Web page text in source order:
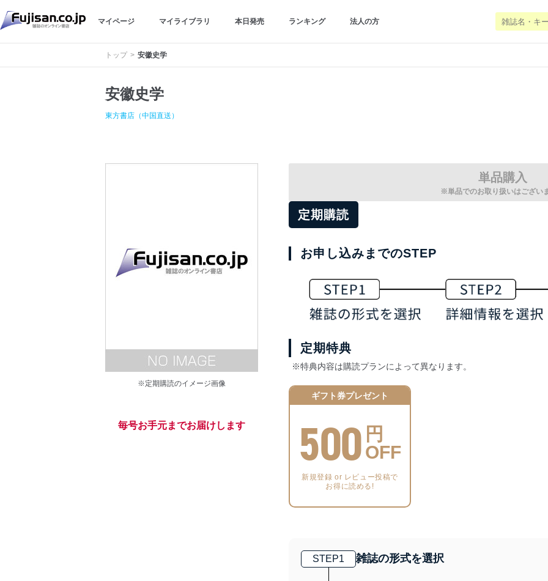
マイページ マイライブラリ 本日発売 ランキング 法人の方
トップ 安徽史学
安徽史学
東方書店（中国直送）
※定期購読のイメージ画像
毎号お手元までお届けします
単品購入
※単品でのお取り扱いはござい
定期購読
お申し込みまでのSTEP
定期特典
※特典内容は購読プランによって異なります。
ギフト券プレゼント
500 円
OFF
新規登録 or レビュー投稿で
お得に読める!
STEP1 雑誌の形式を選択